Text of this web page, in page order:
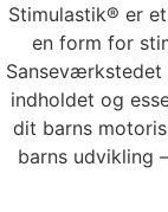
Stimulastik® er
en form for
Sanseværkstedet
indholdet og
dit barns
barns udvikling